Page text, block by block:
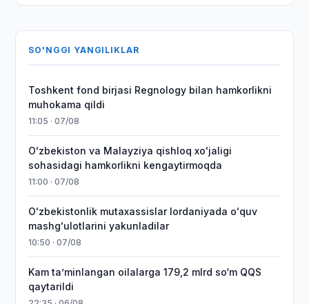
SO'NGGI YANGILIKLAR
Toshkent fond birjasi Regnology bilan hamkorlikni
muhokama qildi
11:05 · 07/08
Oʻzbekiston va Malayziya qishloq xoʻjaligi
sohasidagi hamkorlikni kengaytirmoqda
11:00 · 07/08
Oʻzbekistonlik mutaxassislar Iordaniyada oʻquv
mashgʻulotlarini yakunladilar
10:50 · 07/08
Kam taʼminlangan oilalarga 179,2 mlrd so‘m QQS
qaytarildi